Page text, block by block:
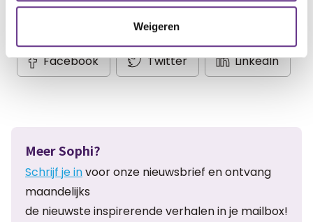
Weigeren
Artikel delen:
Facebook
Twitter LinkedIn
Meer Sophi?
Schrijf je invoor onze nieuwsbrief en ontvang
maandelijks
de nieuwste inspirerende verhalen in je mailbox!